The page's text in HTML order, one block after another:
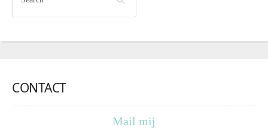
CONTACT
Mail mij